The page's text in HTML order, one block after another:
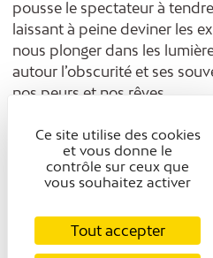
pousse le spectateur à
laissant à peine deviner les
nous plonger dans les
autour l’obscurité et ses
nos peurs et nos rêves.
Présentation
Tarifs / ouverture
Ce site utilise des cookies
et vous donne le
contrôle sur ceux que
vous souhaitez activer
Tout accepter